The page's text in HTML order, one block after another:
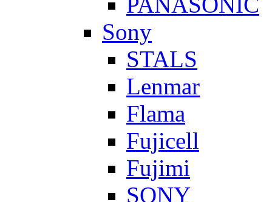
Sony
STALS
Lenmar
Flama
Fujicell
Fujimi
SONY